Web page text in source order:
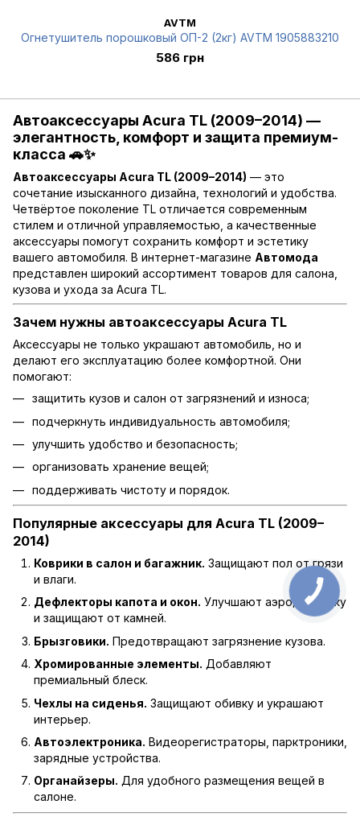
AVTM
Огнетушитель порошковый ОП-2 (2кг) AVTM 1905883210
586 грн
Автоаксессуары Acura TL (2009–2014) —
элегантность, комфорт и защита премиум-
класса 🚗✨
Автоаксессуары Acura TL (2009–2014) — это
сочетание изысканного дизайна, технологий и удобства.
Четвёртое поколение TL отличается современным
стилем и отличной управляемостью, а качественные
аксессуары помогут сохранить комфорт и эстетику
вашего автомобиля. В интернет-магазине Автомода
представлен широкий ассортимент товаров для салона,
кузова и ухода за Acura TL.
Зачем нужны автоаксессуары Acura TL
Аксессуары не только украшают автомобиль, но и
делают его эксплуатацию более комфортной. Они
помогают:
защитить кузов и салон от загрязнений и износа;
подчеркнуть индивидуальность автомобиля;
улучшить удобство и безопасность;
организовать хранение вещей;
поддерживать чистоту и порядок.
Популярные аксессуары для Acura TL (2009–
2014)
Коврики в салон и багажник. Защищают пол от грязи
и влаги.
Дефлекторы капота и окон. Улучшают аэродинамику
и защищают от камней.
Брызговики. Предотвращают загрязнение кузова.
Хромированные элементы. Добавляют
премиальный блеск.
Чехлы на сиденья. Защищают обивку и украшают
интерьер.
Автоэлектроника. Видеорегистраторы, парктроники,
зарядные устройства.
Органайзеры. Для удобного размещения вещей в
салоне.